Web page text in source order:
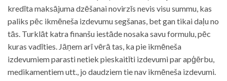
kredīta maksājuma dzēšanai novirzīs nevis visu summu, kas
paliks pēc ikmēneša izdevumu segšanas, bet gan tikai daļu no
tās. Turklāt katra finanšu iestāde nosaka savu formulu, pēc
kuras vadīties. Jāņem arī vērā tas, ka pie ikmēneša
izdevumiem parasti netiek pieskaitīti izdevumi par apģērbu,
medikamentiem utt., jo daudziem tie nav ikmēneša izdevumi.